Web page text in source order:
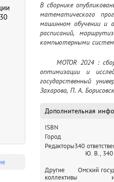
В сборнике
математического
машинном обучении и
расписаний,
компьютерными
	MOTOR 2024 : сборник тезисов XXIII Международной конференции «Теория математической
оптимизации и
государственный
Захарова, П. А.
Дополнительная
ISBN
Город
Редакторы340
Ю. В.,
Другие
коллективы
Омский